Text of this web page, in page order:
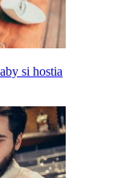
si hostia